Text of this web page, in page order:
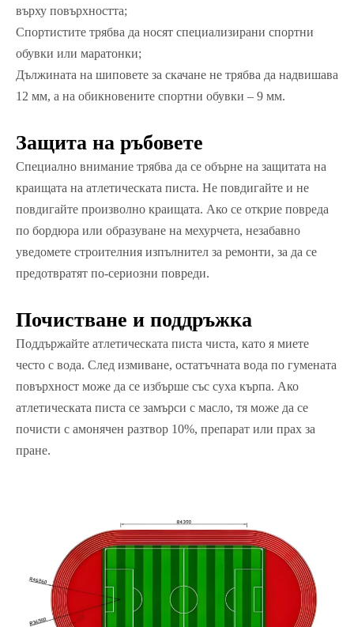
върху повърхността;
Спортистите трябва да носят специализирани спортни
обувки или маратонки;
Дължината на шиповете за скачане не трябва да надвишава
12 мм, а на обикновените спортни обувки – 9 мм.
Защита на ръбовете
Специално внимание трябва да се обърне на защитата на
краищата на атлетическата писта. Не повдигайте и не
повдигайте произволно краищата. Ако се открие повреда
по бордюра или образуване на мехурчета, незабавно
уведомете строителния изпълнител за ремонти, за да се
предотвратят по-сериозни повреди.
Почистване и поддръжка
Поддържайте атлетическата писта чиста, като я миете
често с вода. След измиване, остатъчната вода по гумената
повърхност може да се избърше със суха кърпа. Ако
атлетическата писта се замърси с масло, тя може да се
почисти с амонячен разтвор 10%, препарат или прах за
пране.